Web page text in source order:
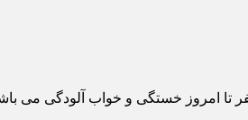
تا امروز خستگی و خواب آلودگی می